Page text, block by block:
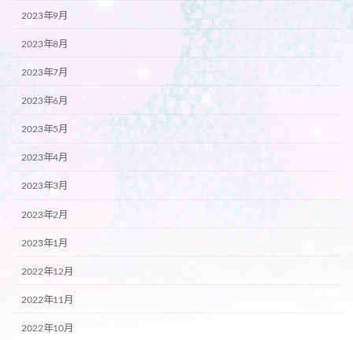
2023年9月
2023年8月
2023年7月
2023年6月
2023年5月
2023年4月
2023年3月
2023年2月
2023年1月
2022年12月
2022年11月
2022年10月